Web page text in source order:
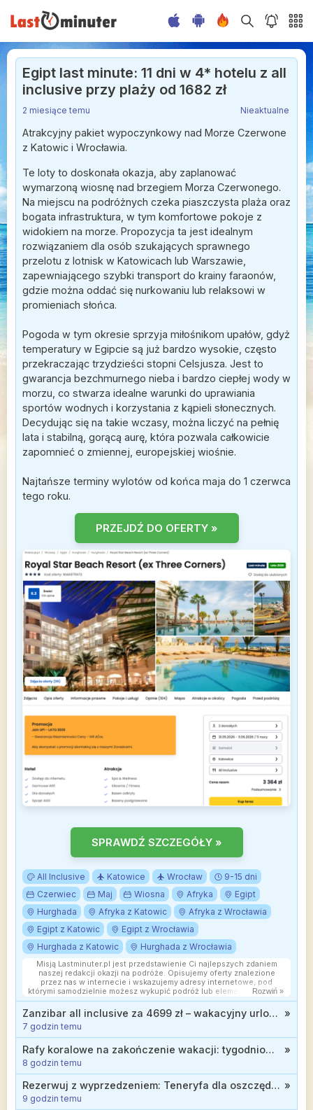
Egipt last minute: 11 dni w 4* hotelu z all
inclusive przy plaży od 1682 zł
2 miesiące temu Nieaktualne
Atrakcyjny pakiet wypoczynkowy nad Morze Czerwone
z Katowic i Wrocławia.
Te loty to doskonała okazja, aby zaplanować
wymarzoną wiosnę nad brzegiem Morza Czerwonego.
Na miejscu na podróżnych czeka piaszczysta plaża oraz
bogata infrastruktura, w tym komfortowe pokoje z
widokiem na morze. Propozycja ta jest idealnym
rozwiązaniem dla osób szukających sprawnego
przelotu z lotnisk w Katowicach lub Warszawie,
zapewniającego szybki transport do krainy faraonów,
gdzie można oddać się nurkowaniu lub relaksowi w
promieniach słońca.
Pogoda w tym okresie sprzyja miłośnikom upałów, gdyż
temperatury w Egipcie są już bardzo wysokie, często
przekraczając trzydzieści stopni Celsjusza. Jest to
gwarancja bezchmurnego nieba i bardzo ciepłej wody w
morzu, co stwarza idealne warunki do uprawiania
sportów wodnych i korzystania z kąpieli słonecznych.
Decydując się na takie wczasy, można liczyć na pełnię
lata i stabilną, gorącą aurę, która pozwala całkowicie
zapomnieć o zmiennej, europejskiej wiośnie.
Najtańsze terminy wylotów od końca maja do 1 czerwca
tego roku.
PRZEJDŹ DO OFERTY »
SPRAWDŹ SZCZEGÓŁY »
All Inclusive Katowice Wrocław
9-15 dni
Czerwiec
Maj Wiosna Afryka
Egipt
Hurghada
Afryka z Katowic
Afryka z Wrocławia
Egipt z Katowic
Egipt z Wrocławia
Hurghada z Katowic
Hurghada z Wrocławia
Misją Lastminuter.pl jest przedstawienie Ci najlepszych zdaniem
naszej redakcji okazji na podróże. Opisujemy oferty znalezione
przez nas w internecie i wskazujemy adresy internetowe, pod
którymi samodzielnie możesz wykupić podróż lub elementy podróży.
Ceny w artykułach są aktualne w chwili publikacji. Możemy
otrzymywać wynagrodzenie od partnerów handlowych, do których
Cię przekierowujemy. Nie ma to wpływu na cenę Twojej wycieczki.
Rozwiń »
Zanzibar all inclusive za 4699 zł – wakacyjny urlop marzeń w luksusowym 5* SBH Kilindini przy plaży »
7 godzin temu
Rafy koralowe na zakończenie wakacji: tygodniowe all inclusive w 3* hotelu w Egipcie od 2399 zł »
8 godzin temu
Rezerwuj z wyprzedzeniem: Teneryfa dla oszczędnych, tydzień w hotelu z wyżywieniem od 1606 zł »
9 godzin temu